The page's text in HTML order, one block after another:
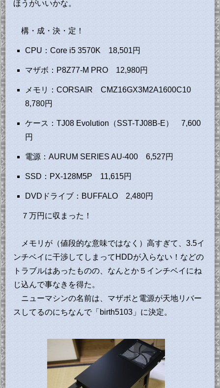
ほうがいいかな。
構・成・決・定！
CPU：Core i5 3570K 18,501円
マザボ：P8Z77-M PRO 12,980円
メモリ：CORSAIR CMZ16GX3M2A1600C10
8,780円
ケース：TJ08 Evolution（SST-TJ08B-E） 7,600
円
電源：AURUM SERIES AU-400 6,527円
SSD：PX-128M5P 11,615円
DVDドライブ：BUFFALO 2,480円
７万円に収まった！
メモリが（値段的な意味ではなく）高すぎて、3.5イ
ンチベイに干渉してしまってHDDが入らない！などの
トラブルはあったものの、なんとか５インチベイにね
じ込んで事なきを得た。
ニューマシンの名前は、マザボと電源が天地リバー
スしてるのにちなんで「birth5103」に決定。